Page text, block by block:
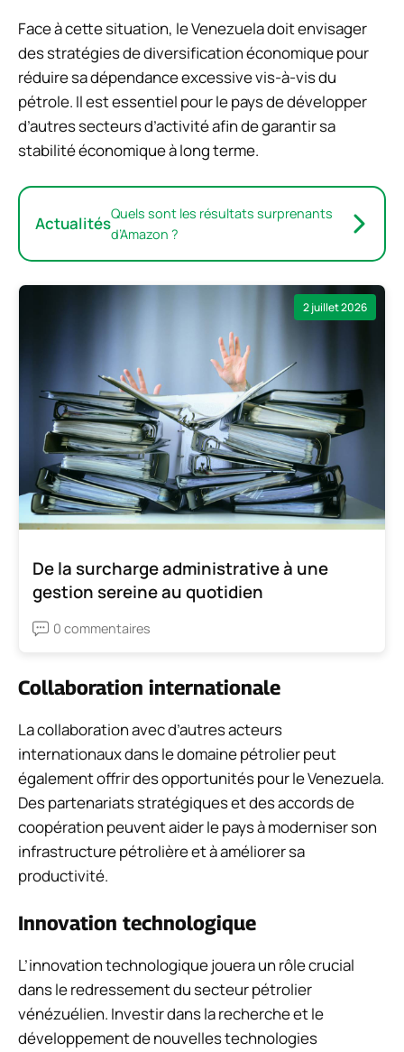
Face à cette situation, le Venezuela doit envisager
des stratégies de diversification économique pour
réduire sa dépendance excessive vis-à-vis du
pétrole. Il est essentiel pour le pays de développer
d’autres secteurs d’activité afin de garantir sa
stabilité économique à long terme.
ActualitésQuels sont les résultats surprenants
d’Amazon ?
2 juillet 2026
De la surcharge administrative à une
gestion sereine au quotidien
0 commentaires
Collaboration internationale
La collaboration avec d’autres acteurs
internationaux dans le domaine pétrolier peut
également offrir des opportunités pour le Venezuela.
Des partenariats stratégiques et des accords de
coopération peuvent aider le pays à moderniser son
infrastructure pétrolière et à améliorer sa
productivité.
Innovation technologique
L’innovation technologique jouera un rôle crucial
dans le redressement du secteur pétrolier
vénézuélien. Investir dans la recherche et le
développement de nouvelles technologies